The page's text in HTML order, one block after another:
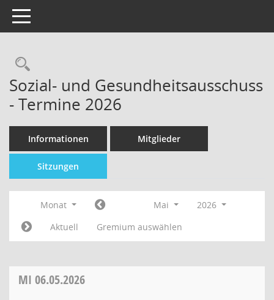
Toggle navigation
Sozial- und Gesundheitsausschuss
- Termine 2026
Informationen Mitglieder
Sitzungen
Monat Mai
2026
Aktuell
Gremium auswählen
MI 06.05.2026